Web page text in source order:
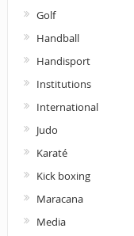
Golf
Handball
Handisport
Institutions
International
Judo
Karaté
Kick boxing
Maracana
Media